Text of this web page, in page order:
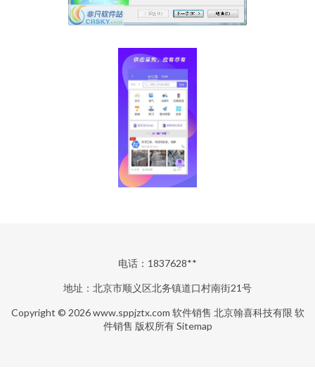
电话：1837628**
地址：北京市顺义区北务镇道口村南街21号
Copyright © 2026www.sppjztx.com 软件销售 北京翰喜科技有限 软
件销售 版权所有Sitemap